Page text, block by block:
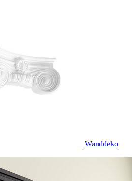
Wanddeko